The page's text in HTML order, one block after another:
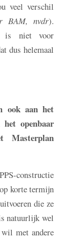
veel verschil
BAM, nvdr).
is niet voor
dus helemaal
ook aan het
openbaar
Masterplan
constructie
korte termijn
die ze
natuurlijk wel
met andere